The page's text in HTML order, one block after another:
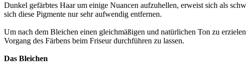
Dunkel gefärbtes Haar um einige Nuancen aufzuhellen, erweist sich als
sich diese Pigmente nur sehr aufwendig entfernen.
Um nach dem Bleichen einen gleichmäßigen und natürlichen Ton zu
Vorgang des Färbens beim Friseur durchführen zu lassen.
Das Bleichen